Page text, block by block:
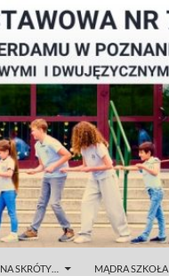
NA SKRÓTY… MĄDRA SZKOŁA